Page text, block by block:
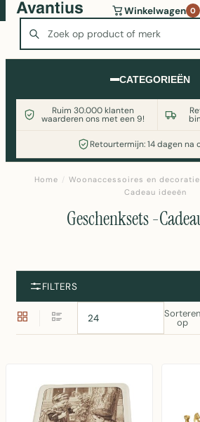
Winkelwagen 0
CATEGORIEËN
Ruim 30.000 klanten
waarderen ons met een 9!
Retourtermijn: 14 dagen na
Wasmachine of koelkast nodig?
Witgoedaanbod.nl
Home / Woonaccessoires en decoratie
Cadeau ideeën
Geschenksets -
FILTERS
Sorteren
op